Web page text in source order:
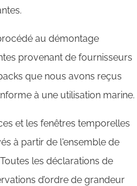
au démontage
provenant de fournisseurs
que nous avons reçus
à une utilisation marine.
et les fenêtres temporelles
à partir de l'ensemble de
les déclarations de
d’ordre de grandeur